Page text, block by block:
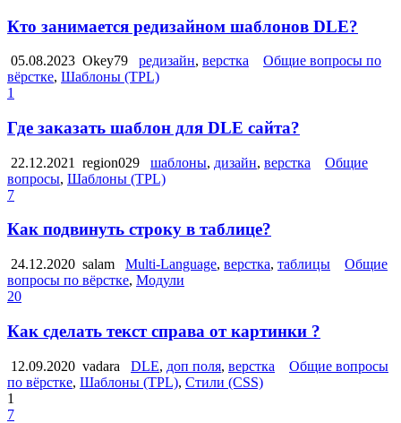
Кто занимается редизайном шаблонов DLE?
05.08.2023 Okey79 редизайн, верстка
Общие вопросы по
вёрстке, Шаблоны (TPL)
1
Где заказать шаблон для DLE сайта?
22.12.2021 region029 шаблоны, дизайн, верстка
Общие
вопросы, Шаблоны (TPL)
7
Как подвинуть строку в таблице?
24.12.2020 salam Multi-Language, верстка, таблицы
Общие
вопросы по вёрстке, Модули
20
Как сделать текст справа от картинки ?
12.09.2020 vadara DLE, доп поля, верстка
Общие вопросы
по вёрстке, Шаблоны (TPL), Стили (CSS)
1
7